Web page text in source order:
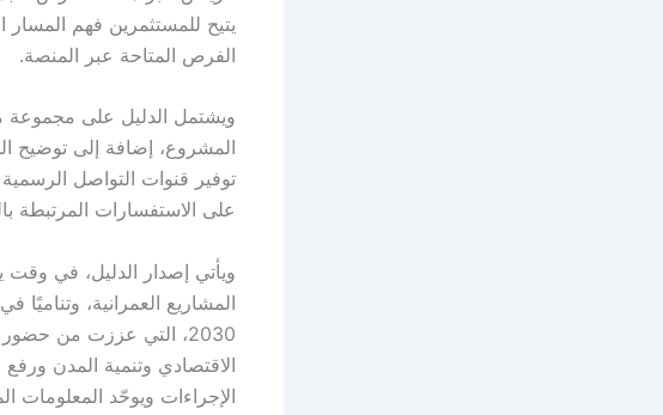
يتيح للمستثمرين فهم
الفرص المتاحة عبر المنصة.
ويشتمل الدليل على مجموعة
المشروع، إضافة إلى
توفير قنوات التواصل
على الاستفسارات المرتبطة
ويأتي إصدار الدليل، في وقت
المشاريع العمرانية،
2030، التي عززت من
الاقتصادي وتنمية المدن
الإجراءات ويوحّد المعلومات